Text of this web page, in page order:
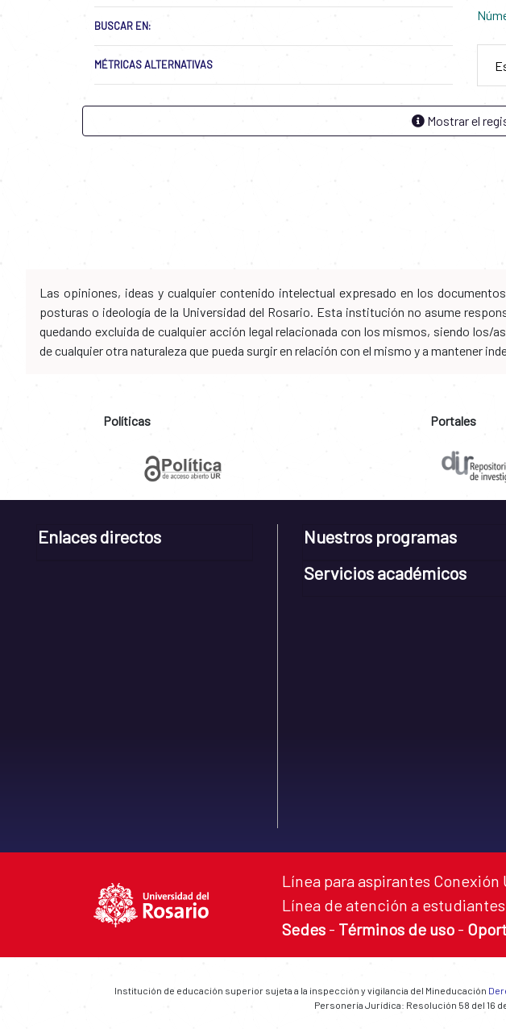
BUSCAR EN:
MÉTRICAS ALTERNATIVAS
Mostrar el
Las opiniones, ideas y cualquier contenido intelectual expresado en los
posturas o ideología de la Universidad del Rosario. Esta institución no asume
quedando excluida de cualquier acción legal relacionada con los mismos, siendo
de cualquier otra naturaleza que pueda surgir en relación con el mismo y a mantener
Políticas Portales
Enlaces directos
Nuestros programas
Servicios académicos
Línea para aspirantes Conexión
Línea de atención a
Sedes - Términos de uso -
Institución de educación superior sujeta a la inspección y vigilancia del Mineducación
Personería Jurídica: Resolución 58 del 16